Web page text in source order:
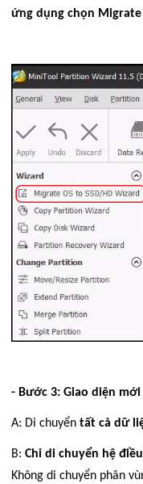
ứng dụng chọn Migrate
- Bước 3: Giao diện
A: Di chuyển tất cả dữ
B: Chỉ di chuyển hệ
Không di chuyển phân